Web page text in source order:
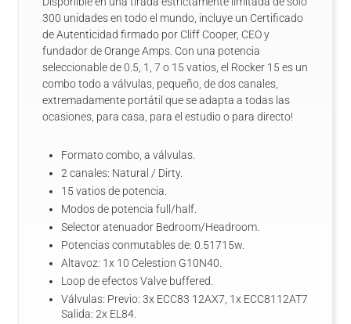
300 unidades en todo el mundo, incluye un Certificado
de Autenticidad firmado por Cliff Cooper, CEO y
fundador de Orange Amps. Con una potencia
seleccionable de 0.5, 1, 7 o 15 vatios, el Rocker 15 es un
combo todo a válvulas, pequeño, de dos canales,
extremadamente portátil que se adapta a todas las
ocasiones, para casa, para el estudio o para directo!
Formato combo, a válvulas.
2 canales: Natural / Dirty.
15 vatios de potencia.
Modos de potencia full/half.
Selector atenuador Bedroom/Headroom.
Potencias conmutables de: 0.51715w.
Altavoz: 1x 10 Celestion G10N40.
Loop de efectos Valve buffered.
Válvulas: Previo: 3x ECC83 12AX7, 1x ECC8112AT7
Salida: 2x EL84.